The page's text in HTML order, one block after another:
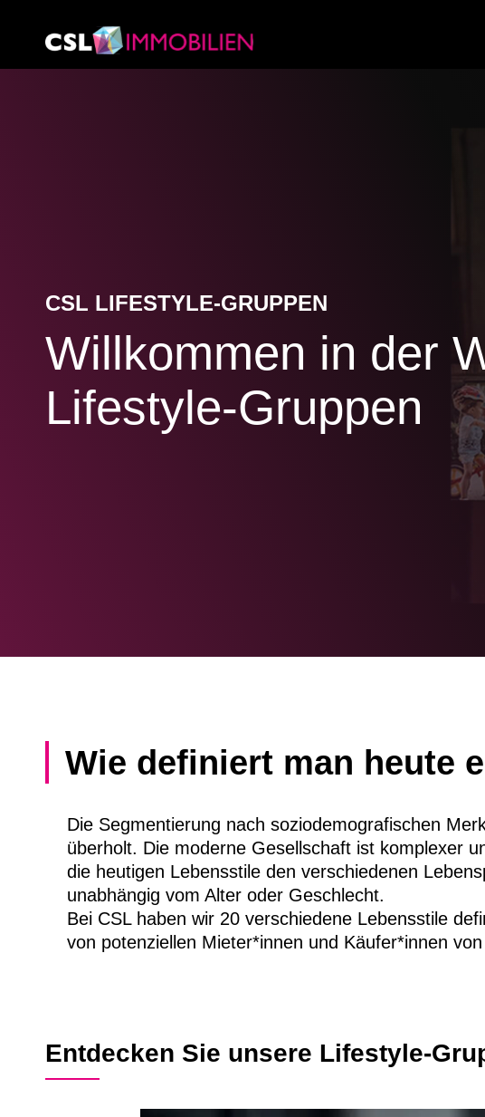
CSL LIFESTYLE-GRUPPEN
Willkommen in der
Lifestyle-Gruppen
Wie definiert man heute
Die Segmentierung nach soziodemografischen
überholt. Die moderne Gesellschaft ist komplexer
die heutigen Lebensstile den verschiedenen
unabhängig vom Alter oder Geschlecht.
Bei CSL haben wir 20 verschiedene Lebensstile
von potenziellen Mieter*innen und Käufer*innen
Entdecken Sie unsere Lifestyle-